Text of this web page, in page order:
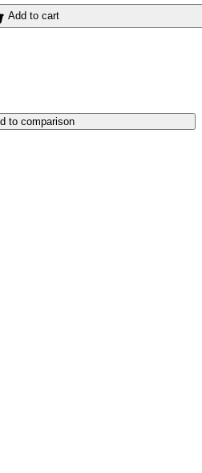
Add to cart
to comparison